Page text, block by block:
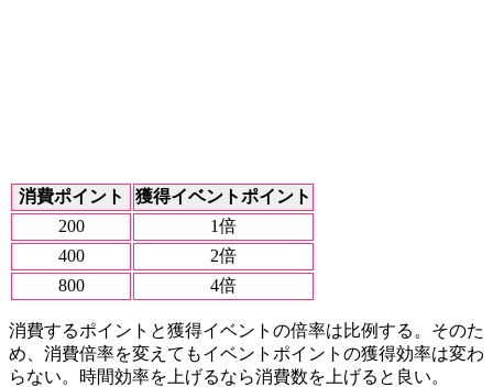
消費ポイント
獲得イベントポイント
200
1倍
400
2倍
800
4倍
消費するポイントと獲得イベントの倍率は比例する。そのた
め、消費倍率を変えてもイベントポイントの獲得効率は変わ
らない。時間効率を上げるなら消費数を上げると良い。